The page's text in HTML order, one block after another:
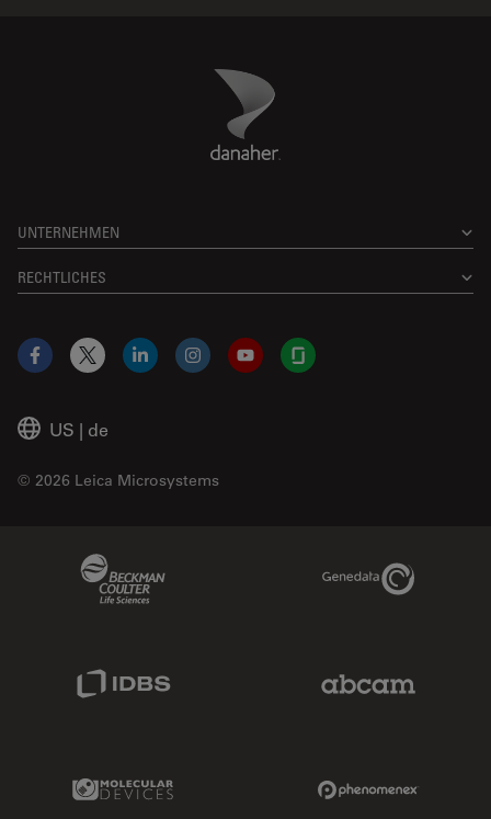
Danaher Logo
UNTERNEHMEN
RECHTLICHES
US | de
© 2026 Leica Microsystems
Facebook
X LinkedInInstagramYouTubeGlassdoor
Genedata Link
Molecular Devices Link